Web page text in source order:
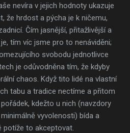
nevíra v jejich hodnoty ukazuje
že hrdost a pýcha je k ničemu,
Čím jasnější, přitažlivější a
tím víc jsme pro to nenáviděni;
svobodu jednotlivce
je odůvodněna tím, že kdyby
chaos. Když tito lidé na vlastní
tabu a tradice nectíme a přitom
kdežto u nich (navzdory
vyvolenosti) bída a
to akceptovat.